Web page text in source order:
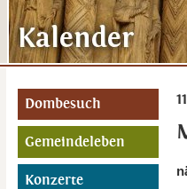
Dombesuch
Gemeindeleben
Konzerte